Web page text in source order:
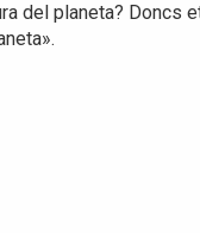
del planeta?